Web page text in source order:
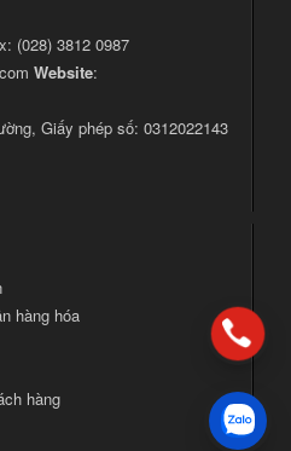
(028) 3812 0987
Website:
Giấy phép số: 0312022143
hàng hóa
hàng